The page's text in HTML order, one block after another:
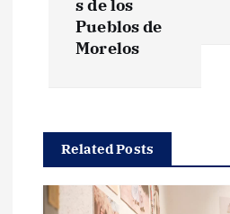
c
s de los
Pueblos de
Morelos
Related Posts